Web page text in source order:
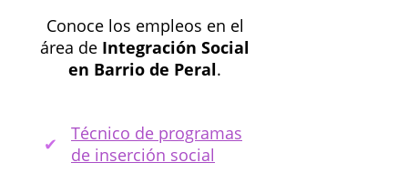
Conoce los empleos en el
área de Integración Social
en Barrio de Peral.
Técnico de programas
de inserción social